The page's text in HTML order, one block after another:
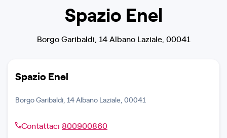
Spazio Enel
Borgo Garibaldi, 14 Albano Laziale, 00041
Spazio Enel
Borgo Garibaldi, 14 Albano Laziale, 00041
Contattaci 800900860